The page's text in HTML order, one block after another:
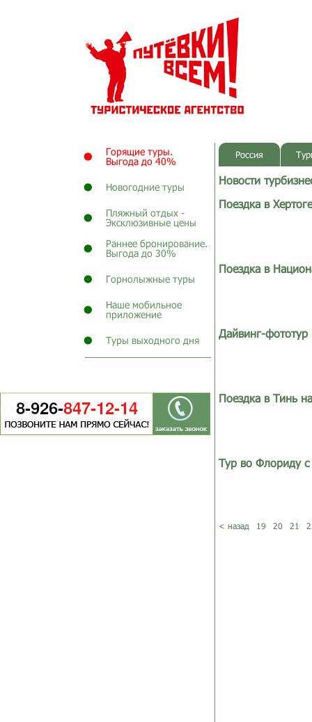
Горящие туры.
Выгода до 40%
Новогодние туры
Пляжный отдых -
Эксклюзивные цены
Раннее бронирование.
Выгода до 30%
Горнолыжные туры
Наше мобильное
приложение
Туры выходного дня
Россия
Новости
Поездка в
Поездка в
Дайвинг-фототур
Поездка в Тинь
Тур во Флориду с
< назад 19 20 21